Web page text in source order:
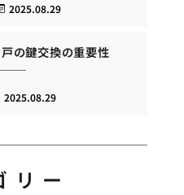
2025.08.29
の鍵交換の重要性
2025.08.29
リー